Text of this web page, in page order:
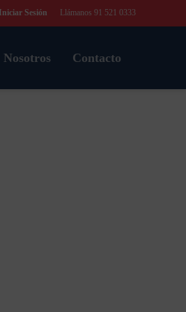
Iniciar Sesión Llámanos 91 521 0333
Nosotros Contacto